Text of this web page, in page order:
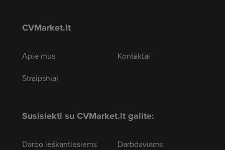
CVMarket.lt
Apie mus
Straipsniai
Kontaktai
Susisiekti su CVMarket.lt galite:
Darbo ieškantiesiems Darbdaviams